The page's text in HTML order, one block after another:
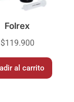
Folrex
$119.900
al carrito